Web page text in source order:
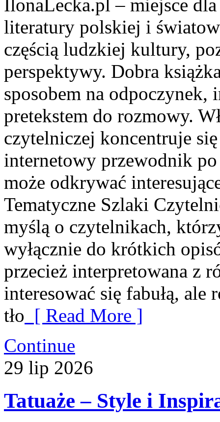
IlonaLecka.pl – miejsce
literatury polskiej i
częścią ludzkiej kultury,
perspektywy. Dobra
sposobem na odpoczynek,
pretekstem do rozmowy.
czytelniczej koncentruje
internetowy przewodnik
może odkrywać
Tematyczne Szlaki
myślą o czytelnikach,
wyłącznie do krótkich
przecież interpretowana z
interesować się fabułą,
tło [ Read More ]
Continue
29 lip 2026
Tatuaże – Style i